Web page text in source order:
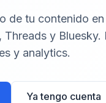
de tu contenido
Threads y
y analytics.
Ya tengo cuenta